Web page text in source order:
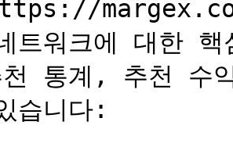
트워크에 대한
천 통계, 추천 수
습니다: